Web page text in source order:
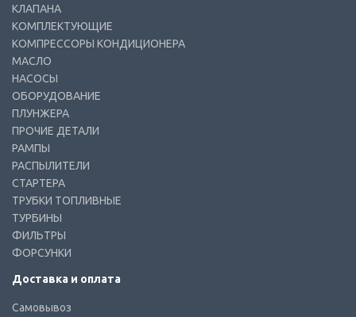
КЛАПАНА
КОМПЛЕКТУЮЩИЕ
КОМПРЕССОРЫ КОНДИЦИОНЕРА
МАСЛО
НАСОСЫ
ОБОРУДОВАНИЕ
ПЛУНЖЕРА
ПРОЧИЕ ДЕТАЛИ
РАМПЫ
РАСПЫЛИТЕЛИ
СТАРТЕРА
ТРУБКИ ТОПЛИВНЫЕ
ТУРБИНЫ
ФИЛЬТРЫ
ФОРСУНКИ
Доставка и оплата
Самовывоз